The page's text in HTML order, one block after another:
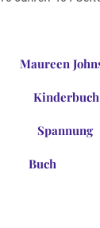
Maureen
Kinderbuch
Spannung
Buch